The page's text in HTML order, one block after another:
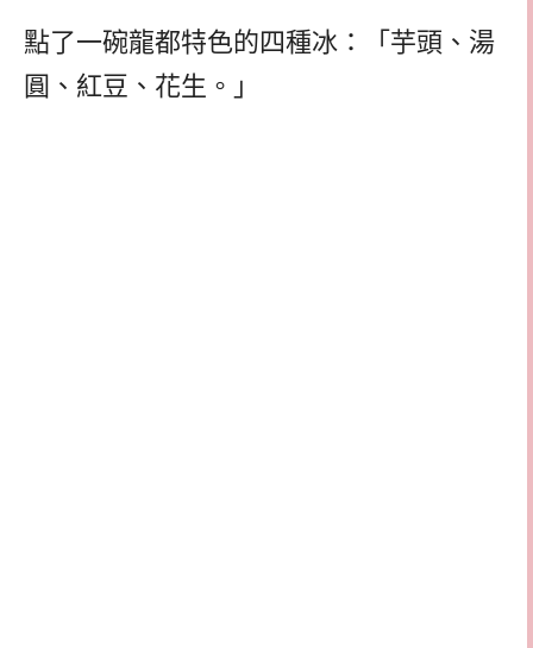
點了一碗龍都特色的四種冰：「芋頭、湯
圓、紅豆、花生。」